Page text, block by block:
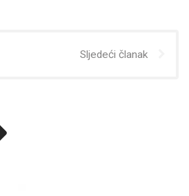
Sljedeći članak